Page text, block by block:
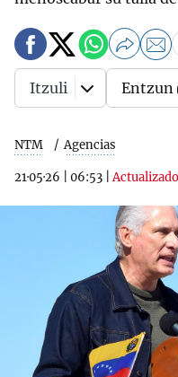
NTM Agencias
21·05·26 06:53 |
Itzuli Entzun